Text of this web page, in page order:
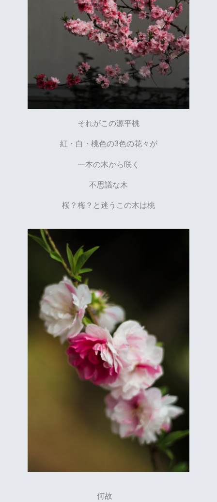
それがこの源平桃
紅・白・桃色の3色の花々が
一本の木から咲く
不思議な木
桜？梅？と迷うこの木は桃
何故